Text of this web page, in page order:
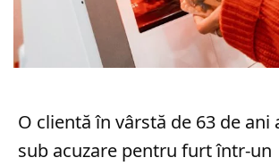
O clientă în vârstă de 63 de ani
sub acuzare pentru furt într-un